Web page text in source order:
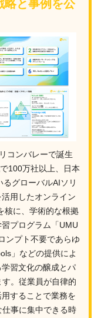
略と事例を公
コンバレーで誕生
100万社以上、日本
グローバルAIソリ
用したオンライン
核に、学術的な根拠
プログラム「UMU
ンプト不要であらゆ
」などの提供によ
習文化の醸成とパ
。従業員が自律的
することで業務を
事に集中できる時